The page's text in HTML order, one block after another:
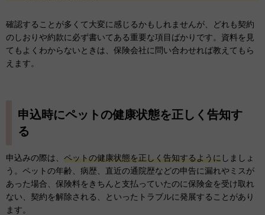
確認することが多くて大変に感じるかもしれませんが、どれも契約
のしおりや約款に必ず書いてある重要な項目ばかりです。資料を見
てもよくわからないときは、保険会社に問い合わせれば教えてもら
えます。
申込時にペットの健康状態を正しく告知す
る
申込みの際は、 ペットの健康状態を正しく告知するようにしましょ
う。ペットの年齢、病歴、直近の通院歴などの申告に漏れやミスが
あった場合、保険料をきちんと支払っていたのに保険金を受け取れ
ない、契約を解除される、といったトラブルに発展することがあり
ます。